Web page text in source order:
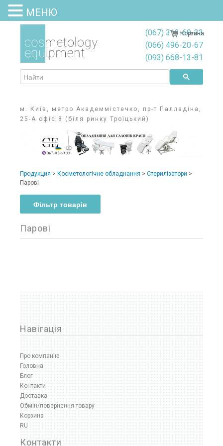
Корзина
м. Київ, метро Академмістечко, пр-т Палладіна,
25-А офіс 8 (біля ринку Троїцький)
(067) 313-69-33
(066) 496-20-67
(093) 668-13-81
Продукция > Косметологічне обладнання > Стерилізатори >
Парові
Фільтр товарів
Фільтр товарів
Медичне обладнання
Хірургія
Відсмоктувачі хірургічні
Фізіотерапія
Інвалідні візки
Милиці та палиці
Кисневе обладнання
Кисневі концентратори
Кардіологія
Парові
Навігація
Про компанію
Головна
Блог
Контакти
Доставка
Обмін/повернення товару
Корзина
RU
Контакти
МЕНЮ